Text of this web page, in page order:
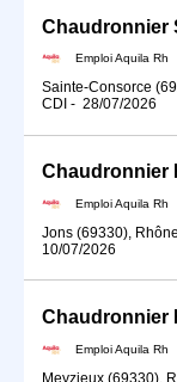
Chaudronnier
Emploi Aquila Rh
Sainte-Consorce
CDI - 28/07/2026
Chaudronnier
Emploi Aquila Rh
Jons (69330),
10/07/2026
Chaudronnier
Emploi Aquila Rh
Meyzieux (69330),